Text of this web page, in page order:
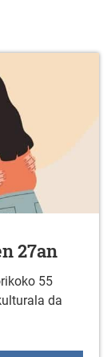
27an
55
da